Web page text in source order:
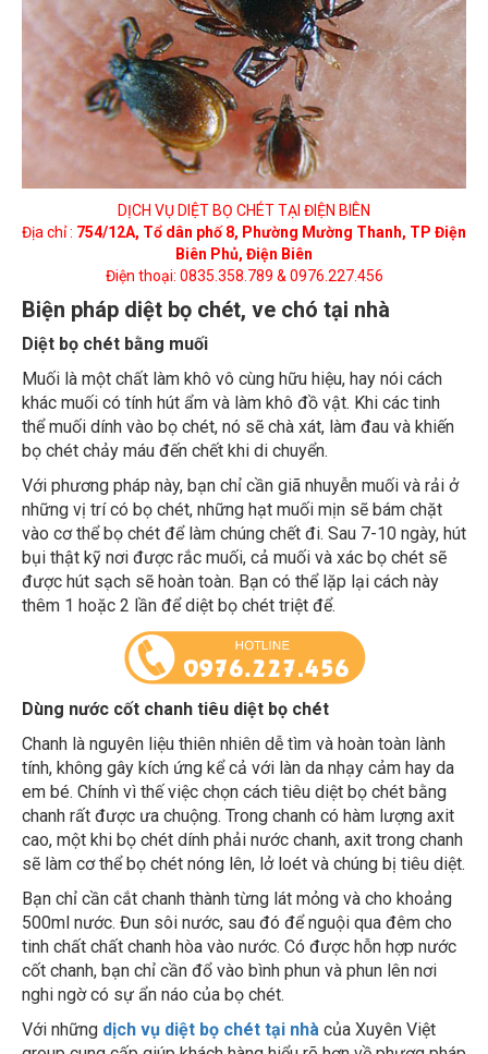
DỊCH VỤ DIỆT BỌ CHÉT TẠI ĐIỆN BIÊN
Địa chỉ :
754/12A, Tổ dân phố 8, Phường Mường Thanh, TP Điện
Biên Phủ, Điện Biên
Điện thoại: 0835.358.789 & 0976.227.456
Biện pháp diệt bọ chét, ve chó tại nhà
Diệt bọ chét bằng muối
Muối là một chất làm khô vô cùng hữu hiệu, hay nói cách
khác muối có tính hút ẩm và làm khô đồ vật. Khi các tinh
thể muối dính vào bọ chét, nó sẽ chà xát, làm đau và khiến
bọ chét chảy máu đến chết khi di chuyển.
Với phương pháp này, bạn chỉ cần giã nhuyễn muối và rải ở
những vị trí có bọ chét, những hạt muối mịn sẽ bám chặt
vào cơ thể bọ chét để làm chúng chết đi. Sau 7-10 ngày, hút
bụi thật kỹ nơi được rắc muối, cả muối và xác bọ chét sẽ
được hút sạch sẽ hoàn toàn. Bạn có thể lặp lại cách này
thêm 1 hoặc 2 lần để diệt bọ chét triệt để.
Dùng nước cốt chanh tiêu diệt bọ chét
Chanh là nguyên liệu thiên nhiên dễ tìm và hoàn toàn lành
tính, không gây kích ứng kể cả với làn da nhạy cảm hay da
em bé. Chính vì thế việc chọn cách tiêu diệt bọ chét bằng
chanh rất được ưa chuộng. Trong chanh có hàm lượng axit
cao, một khi bọ chét dính phải nước chanh, axit trong chanh
sẽ làm cơ thể bọ chét nóng lên, lở loét và chúng bị tiêu diệt.
Bạn chỉ cần cắt chanh thành từng lát mỏng và cho khoảng
500ml nước. Đun sôi nước, sau đó để nguội qua đêm cho
tinh chất chất chanh hòa vào nước. Có được hỗn hợp nước
cốt chanh, bạn chỉ cần đổ vào bình phun và phun lên nơi
nghi ngờ có sự ẩn náo của bọ chét.
Với những
dịch vụ diệt bọ chét tại nhà
của Xuyên Việt
group cung cấp giúp khách hàng hiểu rõ hơn về phươg pháp